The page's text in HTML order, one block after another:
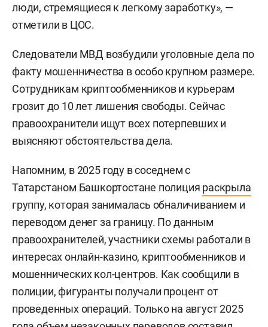
люди, стремящиеся к легкому заработку», —
отметили в ЦОС.
Следователи МВД возбудили уголовные дела по
факту мошенничества в особо крупном размере.
Сотрудникам криптообменников и курьерам
грозит до 10 лет лишения свободы. Сейчас
правоохранители ищут всех потерпевших и
выясняют обстоятельства дела.
Напомним, в 2025 году в соседнем с
Татарстаном Башкортостане полиция раскрыла
группу, которая занималась обналичиванием и
переводом денег за границу. По данным
правоохранителей, участники схемы работали в
интересах онлайн-казино, криптообменников и
мошеннических кол-центров. Как сообщили в
полиции, фигуранты получали процент от
проведенных операций. Только на август 2025